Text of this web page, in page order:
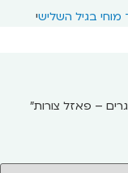
מוחי בגיל השלישי
– פאזל צורות”